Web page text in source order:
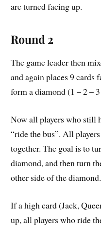
are turned facing up.
Round 2
The game leader then
and again places 9 cards
form a diamond (1 – 2 –
Now all players who still
“ride the bus”. All
together. The goal is to
diamond, and then turn
other side of the diamond.
If a high card (Jack,
up, all players who ride